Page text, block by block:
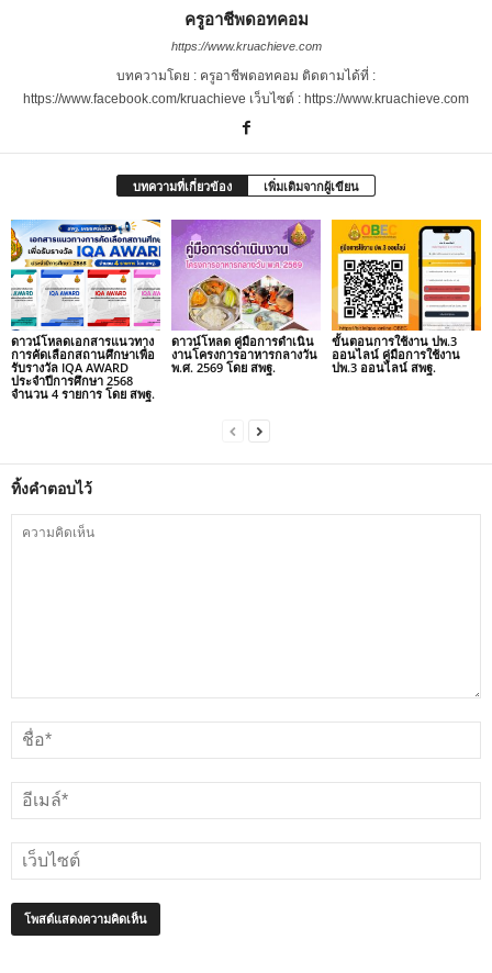
ครูอาชีพดอทคอม
https://www.kruachieve.com
บทความโดย : ครูอาชีพดอทคอม ติดตามได้ที่ :
https://www.facebook.com/kruachieve เว็บไซต์ : https://www.kruachieve.com
บทความที่เกี่ยวข้อง เพิ่มเติมจากผู้เขียน
ดาวน์โหลดเอกสารแนวทาง
การคัดเลือกสถานศึกษาเพื่อ
รับรางวัล IQA AWARD
ประจำปีการศึกษา 2568
จำนวน 4 รายการ โดย สพฐ.
ดาวน์โหลด คู่มือการดำเนิน
งานโครงการอาหารกลางวัน
พ.ศ. 2569 โดย สพฐ.
ขั้นตอนการใช้งาน ปพ.3
ออนไลน์ คู่มือการใช้งาน
ปพ.3 ออนไลน์ สพฐ.
ทิ้งคำตอบไว้